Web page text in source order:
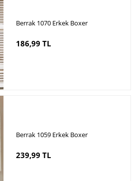
Berrak 1070 Erkek Boxer
186,99 TL
Berrak 1059 Erkek Boxer
239,99 TL